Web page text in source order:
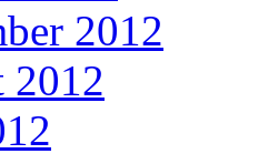
2012
2012